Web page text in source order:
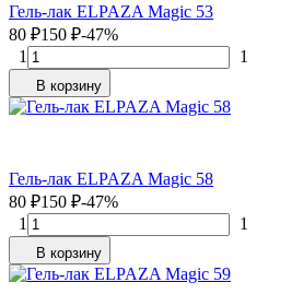
Гель-лак ELPAZA Magic 53
80 ₽150 ₽-47%
1
1
В корзину
Гель-лак ELPAZA Magic 58
80 ₽150 ₽-47%
1
1
В корзину